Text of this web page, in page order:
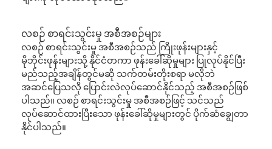
လစဉ် စာရင်းသွင်းမှု အစီအစဉ်များ
လစဉ် စာရင်းသွင်းမှု အစီအစဉ်သည် ကြိုးဖုန်းများနှင့်
မိုဘိုင်းဖုန်းများသို့ နိုင်ငံတကာ ဖုန်းခေါ်ဆိုမှုများ ပြုလုပ်နိုင်ပြီး
မည်သည့်အချိန်တွင်မဆို သက်တမ်းတိုးစရာ မလိုဘဲ
အဆင်ပြေသလို ပြောင်းလဲလုပ်ဆောင်နိုင်သည့် အစီအစဉ်ဖြစ်
ပါသည်။ လစဉ် စာရင်းသွင်းမှု အစီအစဉ်ဖြင့် သင်သည်
လုပ်ဆောင်ထားပြီးသော ဖုန်းခေါ်ဆိုမှုများတွင် ပိုက်ဆံချွေတာ
နိုင်ပါသည်။